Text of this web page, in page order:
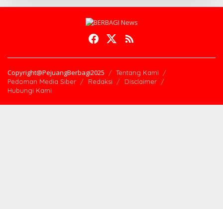
Copyright@PejuangBerbagi2025
Tentang Kami
Pedoman Media Siber
Redaksi
Disclaimer
Hubungi Kami